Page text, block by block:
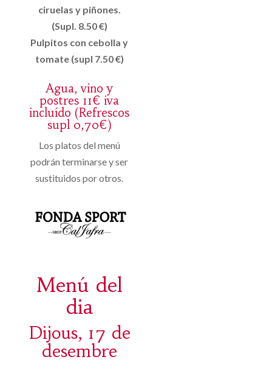
ciruelas y piñones.
(Supl. 8.50 €)
Pulpitos con cebolla y
tomate (supl 7.50 €)
Agua, vino y
postres 11€ iva
incluído (Refrescos
supl 0,70€)
Los platos del menú
podrán terminarse y ser
sustituidos por otros.
Menú del
dia
Dijous, 17 de
desembre